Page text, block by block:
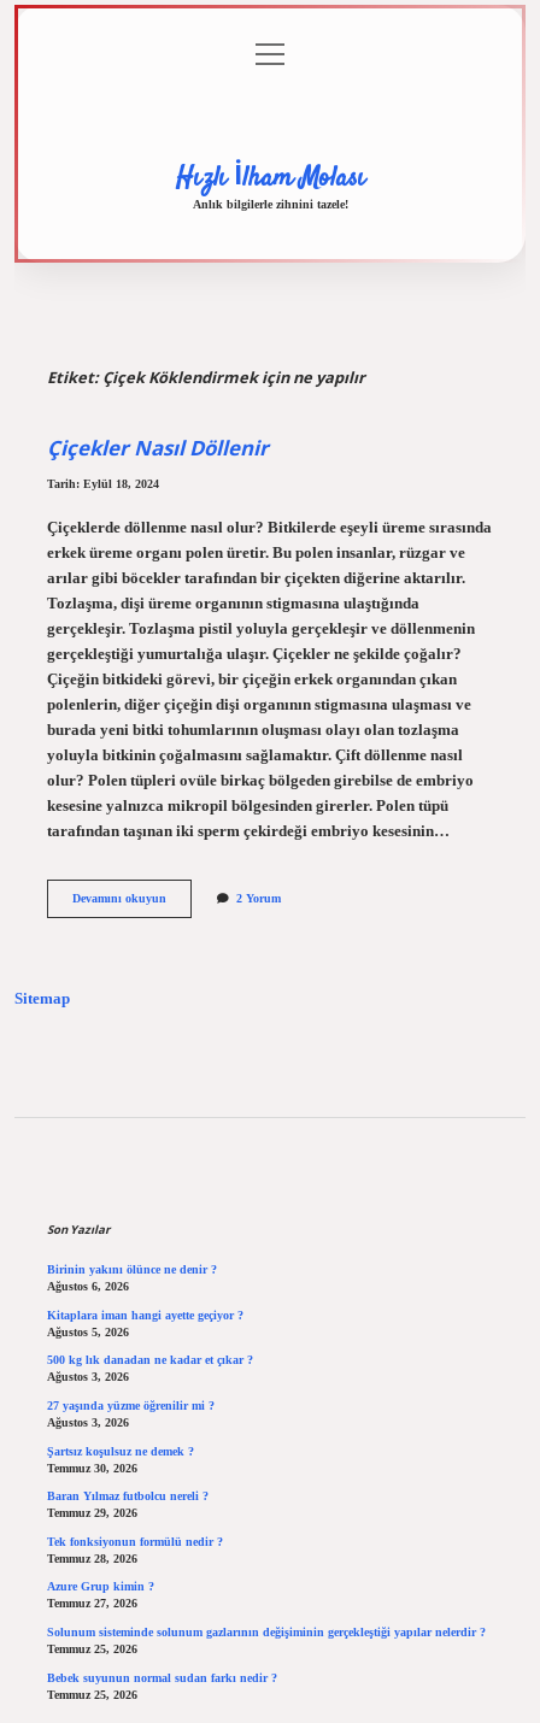
menüyü
aç
Hızlı İlham Molası
Anlık bilgilerle zihnini tazele!
Etiket:Çiçek Köklendirmek için ne yapılır
Çiçekler Nasıl Döllenir
Tarih: Eylül 18, 2024
Çiçeklerde döllenme nasıl olur? Bitkilerde eşeyli üreme sırasında
erkek üreme organı polen üretir. Bu polen insanlar, rüzgar ve
arılar gibi böcekler tarafından bir çiçekten diğerine aktarılır.
Tozlaşma, dişi üreme organının stigmasına ulaştığında
gerçekleşir. Tozlaşma pistil yoluyla gerçekleşir ve döllenmenin
gerçekleştiği yumurtalığa ulaşır. Çiçekler ne şekilde çoğalır?
Çiçeğin bitkideki görevi, bir çiçeğin erkek organından çıkan
polenlerin, diğer çiçeğin dişi organının stigmasına ulaşması ve
burada yeni bitki tohumlarının oluşması olayı olan tozlaşma
yoluyla bitkinin çoğalmasını sağlamaktır. Çift döllenme nasıl
olur? Polen tüpleri ovüle birkaç bölgeden girebilse de embriyo
kesesine yalnızca mikropil bölgesinden girerler. Polen tüpü
tarafından taşınan iki sperm çekirdeği embriyo kesesinin…
Devamını okuyunÇiçekler
2 Yorum
Sitemap
Son Yazılar
Birinin yakını ölünce ne denir ?
Ağustos 6, 2026
Kitaplara iman hangi ayette geçiyor ?
Ağustos 5, 2026
500 kg lık danadan ne kadar et çıkar ?
Ağustos 3, 2026
27 yaşında yüzme öğrenilir mi ?
Ağustos 3, 2026
Şartsız koşulsuz ne demek ?
Temmuz 30, 2026
Baran Yılmaz futbolcu nereli ?
Temmuz 29, 2026
Tek fonksiyonun formülü nedir ?
Temmuz 28, 2026
Azure Grup kimin ?
Temmuz 27, 2026
Solunum sisteminde solunum gazlarının değişiminin gerçekleştiği yapılar nelerdir ?
Temmuz 25, 2026
Bebek suyunun normal sudan farkı nedir ?
Temmuz 25, 2026